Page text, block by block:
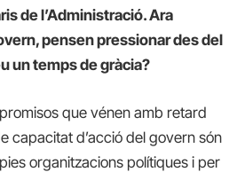
de l’Administració. Ara
pensen pressionar des del
un temps de gràcia?
que vénen amb retard
capacitat d’acció del govern són
organitzacions polítiques i per